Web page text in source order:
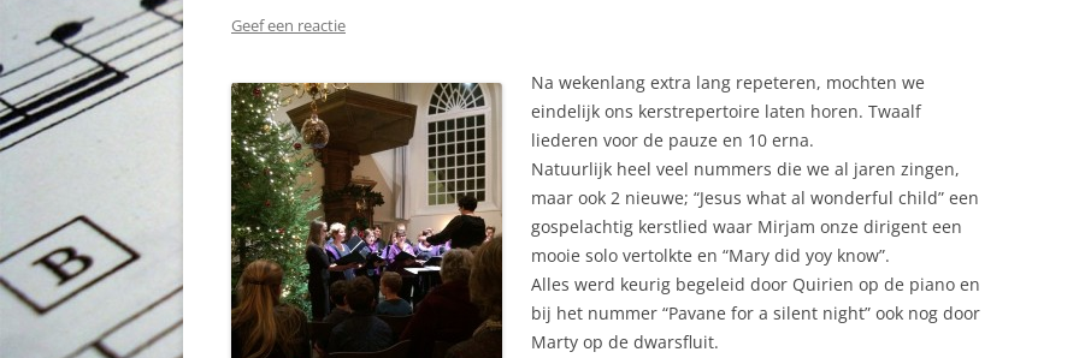
Geef een reactie
Na wekenlang extra lang repeteren, mochten we
eindelijk ons kerstrepertoire laten horen. Twaalf
liederen voor de pauze en 10 erna.
Natuurlijk heel veel nummers die we al jaren zingen,
maar ook 2 nieuwe; “Jesus what al wonderful child” een
gospelachtig kerstlied waar Mirjam onze dirigent een
mooie solo vertolkte en “Mary did yoy know”.
Alles werd keurig begeleid door Quirien op de piano en
bij het nummer “Pavane for a silent night” ook nog door
Marty op de dwarsfluit.